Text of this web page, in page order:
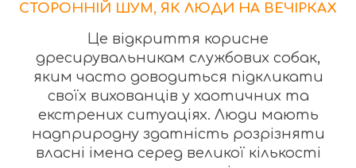
СТОРОННІЙ ШУМ, ЯК ЛЮДИ НА ВЕЧІРКАХ
Це відкриття корисне
дресирувальникам службових собак,
яким часто доводиться підкликати
своїх вихованців у хаотичних та
екстрених ситуаціях. Люди мають
надприродну здатність розрізняти
власні імена серед великої кількості